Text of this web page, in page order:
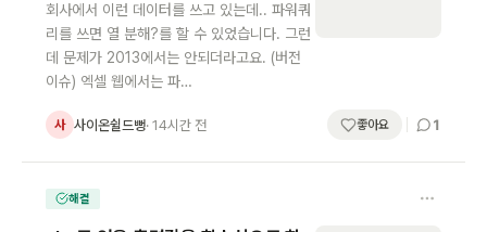
회사에서 이런 데이터를 쓰고 있는데.. 파워쿼
리를 쓰면 열 분해?를 할 수 있었습니다. 그런
데 문제가 2013에서는 안되더라고요. (버전
이슈) 엑셀 웹에서는 파…
사 사이온쉴드뻥· 14시간 전 좋아요 1
해결